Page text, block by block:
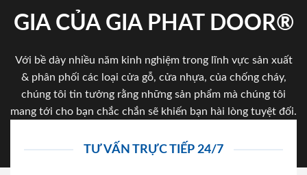
GIA CỦA GIA PHAT DOOR®
Với bề dày nhiều năm kinh nghiệm trong lĩnh vực sản xuất
& phân phối các loại cửa gỗ, cửa nhựa, của chống cháy,
chúng tôi tin tưởng rằng những sản phẩm mà chúng tôi
mang tới cho bạn chắc chắn sẽ khiến bạn hài lòng tuyệt đối.
TƯ VẤN TRỰC TIẾP 24/7